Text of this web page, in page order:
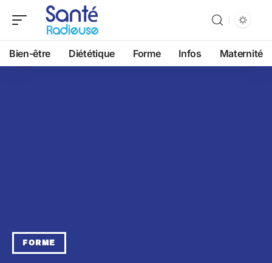
Bien-être Diététique Forme Infos Maternité
FORME